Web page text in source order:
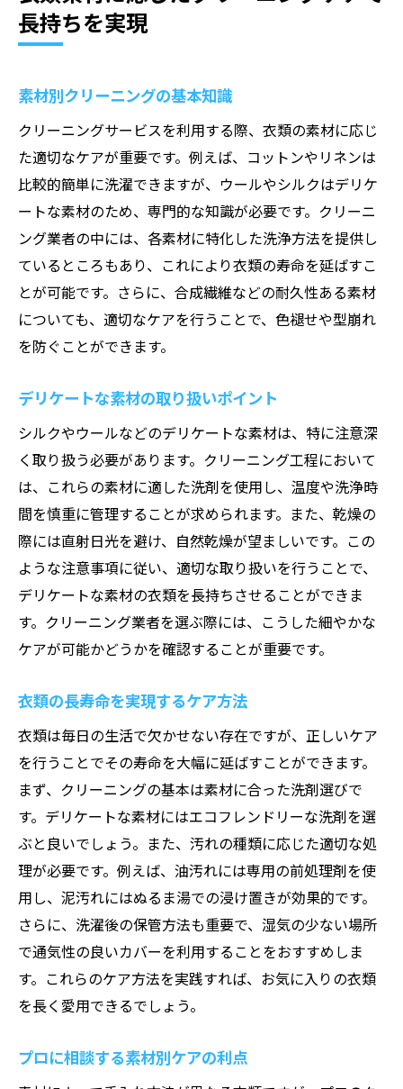
長持ちを実現
素材別クリーニングの基本知識
クリーニングサービスを利用する際、衣類の素材に応じ
た適切なケアが重要です。例えば、コットンやリネンは
比較的簡単に洗濯できますが、ウールやシルクはデリケ
ートな素材のため、専門的な知識が必要です。クリーニ
ング業者の中には、各素材に特化した洗浄方法を提供し
ているところもあり、これにより衣類の寿命を延ばすこ
とが可能です。さらに、合成繊維などの耐久性ある素材
についても、適切なケアを行うことで、色褪せや型崩れ
を防ぐことができます。
デリケートな素材の取り扱いポイント
シルクやウールなどのデリケートな素材は、特に注意深
く取り扱う必要があります。クリーニング工程において
は、これらの素材に適した洗剤を使用し、温度や洗浄時
間を慎重に管理することが求められます。また、乾燥の
際には直射日光を避け、自然乾燥が望ましいです。この
ような注意事項に従い、適切な取り扱いを行うことで、
デリケートな素材の衣類を長持ちさせることができま
す。クリーニング業者を選ぶ際には、こうした細やかな
ケアが可能かどうかを確認することが重要です。
衣類の長寿命を実現するケア方法
衣類は毎日の生活で欠かせない存在ですが、正しいケア
を行うことでその寿命を大幅に延ばすことができます。
まず、クリーニングの基本は素材に合った洗剤選びで
す。デリケートな素材にはエコフレンドリーな洗剤を選
ぶと良いでしょう。また、汚れの種類に応じた適切な処
理が必要です。例えば、油汚れには専用の前処理剤を使
用し、泥汚れにはぬるま湯での浸け置きが効果的です。
さらに、洗濯後の保管方法も重要で、湿気の少ない場所
で通気性の良いカバーを利用することをおすすめしま
す。これらのケア方法を実践すれば、お気に入りの衣類
を長く愛用できるでしょう。
プロに相談する素材別ケアの利点